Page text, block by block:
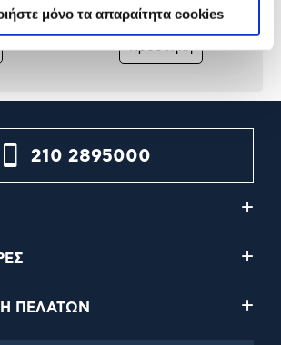
μόνο τα απαραίτητα cookies
159,90€
Προσθήκη
210 2895000
ΠΕΛΑΤΩΝ